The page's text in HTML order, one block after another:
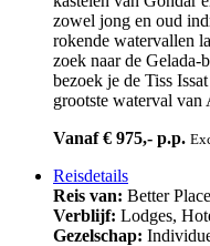
zowel jong en oud
rokende watervallen
zoek naar de Gelada-
bezoek je de Tiss
grootste waterval van
Vanaf € 975,- p.p.
Reisdetails
Reis van: Better
Verblijf: Lodges,
Gezelschap: